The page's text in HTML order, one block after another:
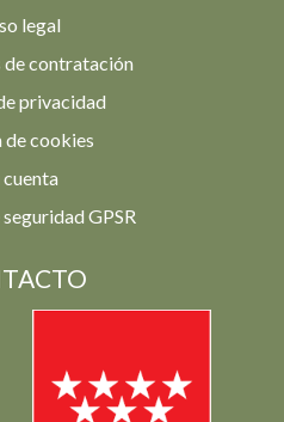
legal
de contratación
privacidad
cookies
GPSR